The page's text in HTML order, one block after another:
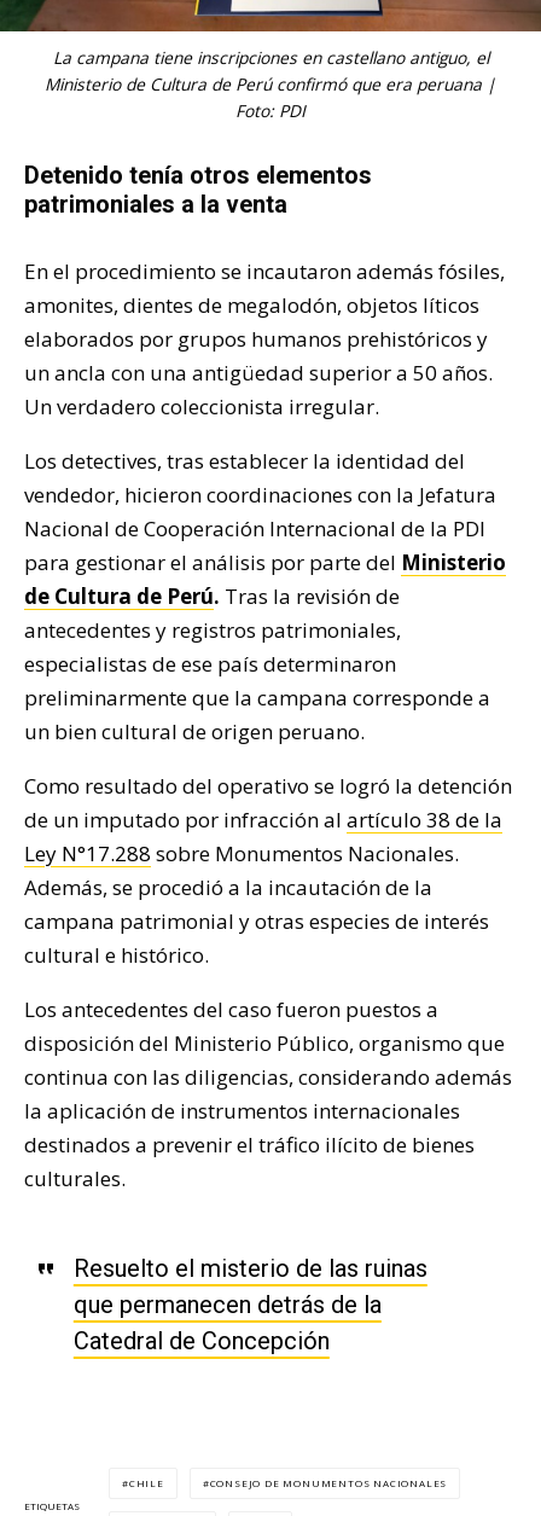
La campana tiene inscripciones en castellano antiguo, el
Ministerio de Cultura de Perú confirmó que era peruana |
Foto: PDI
Detenido tenía otros elementos
patrimoniales a la venta
En el procedimiento se incautaron además fósiles,
amonites, dientes de megalodón, objetos líticos
elaborados por grupos humanos prehistóricos y
un ancla con una antigüedad superior a 50 años.
Un verdadero coleccionista irregular.
Los detectives, tras establecer la identidad del
vendedor, hicieron coordinaciones con la Jefatura
Nacional de Cooperación Internacional de la PDI
para gestionar el análisis por parte del Ministerio
de Cultura de Perú. Tras la revisión de
antecedentes y registros patrimoniales,
especialistas de ese país determinaron
preliminarmente que la campana corresponde a
un bien cultural de origen peruano.
Como resultado del operativo se logró la detención
de un imputado por infracción al artículo 38 de la
Ley N°17.288 sobre Monumentos Nacionales.
Además, se procedió a la incautación de la
campana patrimonial y otras especies de interés
cultural e histórico.
Los antecedentes del caso fueron puestos a
disposición del Ministerio Público, organismo que
continua con las diligencias, considerando además
la aplicación de instrumentos internacionales
destinados a prevenir el tráfico ilícito de bienes
culturales.
Resuelto el misterio de las ruinas
que permanecen detrás de la
Catedral de Concepción
ETIQUETAS
CHILE CONSEJO DE MONUMENTOS NACIONALES